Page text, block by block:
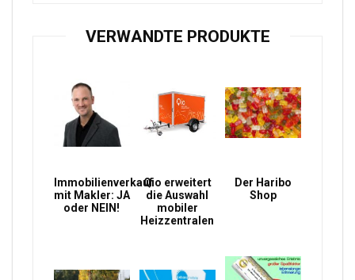
VERWANDTE PRODUKTE
Immobilienverkauf
mit Makler: JA
oder NEIN!
Qio erweitert
die Auswahl
mobiler
Heizzentralen
Der Haribo
Shop